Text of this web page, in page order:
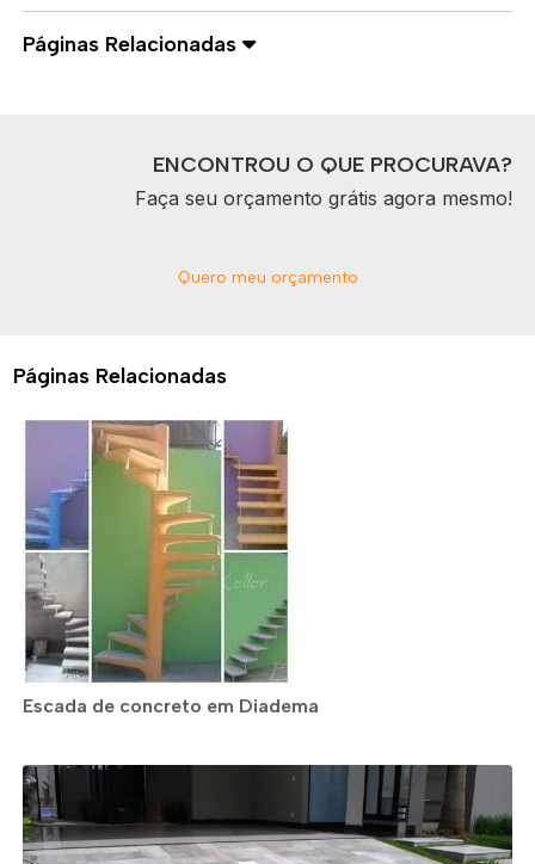
Páginas Relacionadas
ENCONTROU O QUE PROCURAVA?
Faça seu orçamento grátis agora mesmo!
Quero meu orçamento
Páginas Relacionadas
Escada de concreto em Diadema